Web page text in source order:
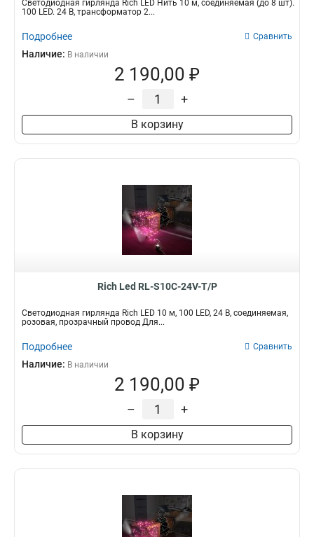
Светодиодная гирлянда Rich LED Нить 10 м, соединяемая (до 8 шт).
100 LED. 24 B, трансформатор 2...
Подробнее Сравнить
Наличие: В наличии
2 190,00 ₽
– +
В корзину
Rich Led RL-S10C-24V-T/P
Светодиодная гирлянда Rich LED 10 м, 100 LED, 24 В, соединяемая,
розовая, прозрачный провод Для...
Подробнее Сравнить
Наличие: В наличии
2 190,00 ₽
– +
В корзину